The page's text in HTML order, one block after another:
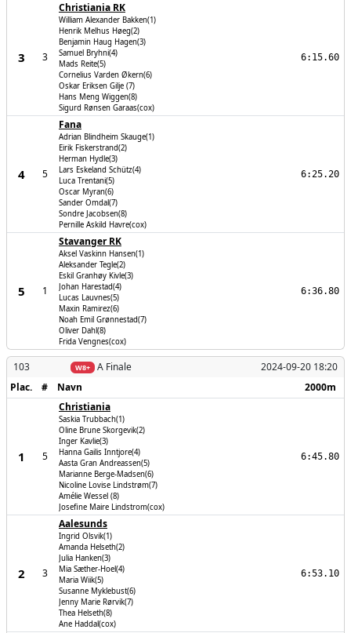
3 3
Christiania RK
William Alexander Bakken(1)
Henrik Melhus Høeg(2)
Benjamin Haug Hagen(3)
Samuel Bryhni(4)
Mads Reite(5)
Cornelius Varden Økern(6)
Oskar Eriksen Gilje (7)
Hans Meng Wiggen(8)
Sigurd Rønsen Garaas(cox)
6:15.60
4 5
Fana
Adrian Blindheim Skauge(1)
Eirik Fiskerstrand(2)
Herman Hydle(3)
Lars Eskeland Schütz(4)
Luca Trentani(5)
Oscar Myran(6)
Sander Omdal(7)
Sondre Jacobsen(8)
Pernille Askild Havre(cox)
6:25.20
5 1
Stavanger RK
Aksel Vaskinn Hansen(1)
Aleksander Tegle(2)
Eskil Granhøy Kivle(3)
Johan Harestad(4)
Lucas Lauvnes(5)
Maxin Ramirez(6)
Noah Emil Grønnestad(7)
Oliver Dahl(8)
Frida Vengnes(cox)
6:36.80
103 W8+ A Finale
2024-09-20 18:20
Plac.
# Navn 2000m
1 5
Christiania
Saskia Trubbach(1)
Oline Brune Skorgevik(2)
Inger Kavlie(3)
Hanna Gailis Inntjore(4)
Aasta Gran Andreassen(5)
Marianne Berge-Madsen(6)
Nicoline Lovise Lindstrøm(7)
Amélie Wessel (8)
Josefine Maire Lindstrom(cox)
6:45.80
2 3
Aalesunds
Ingrid Olsvik(1)
Amanda Helseth(2)
Julia Hanken(3)
Mia Sæther-Hoel(4)
Maria Wiik(5)
Susanne Myklebust(6)
Jenny Marie Rørvik(7)
Thea Helseth(8)
Ane Haddal(cox)
6:53.10